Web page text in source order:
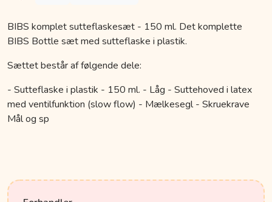
BIBS komplet sutteflaskesæt - 150 ml. Det komplette
BIBS Bottle sæt med sutteflaske i plastik.
Sættet består af følgende dele:
- Sutteflaske i plastik - 150 ml. - Låg - Suttehoved i latex
med ventilfunktion (slow flow) - Mælkesegl - Skruekrave
Mål og sp